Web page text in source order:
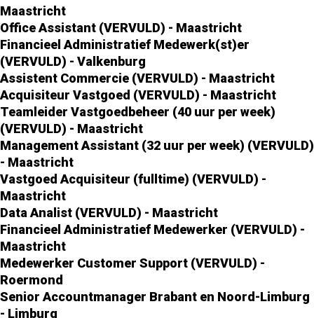
Maastricht
Office Assistant (VERVULD) - Maastricht
Financieel Administratief Medewerk(st)er
(VERVULD) - Valkenburg
Assistent Commercie (VERVULD) - Maastricht
Acquisiteur Vastgoed (VERVULD) - Maastricht
Teamleider Vastgoedbeheer (40 uur per week)
(VERVULD) - Maastricht
Management Assistant (32 uur per week) (VERVULD)
- Maastricht
Vastgoed Acquisiteur (fulltime) (VERVULD) -
Maastricht
Data Analist (VERVULD) - Maastricht
Financieel Administratief Medewerker (VERVULD) -
Maastricht
Medewerker Customer Support (VERVULD) -
Roermond
Senior Accountmanager Brabant en Noord-Limburg
- Limburg